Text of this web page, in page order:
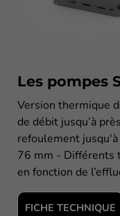
Les pompes
Version thermique
de débit jusqu’à
refoulement jusqu'à
76 mm - Différents
en fonction de
FICHE TECHNIQUE